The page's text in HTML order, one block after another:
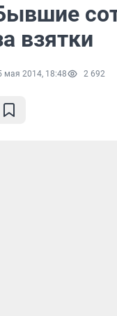
взятки
мая 2014, 18:48 2 692